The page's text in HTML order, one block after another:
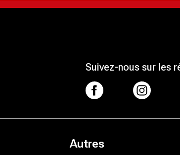
Suivez-nous sur les
Autres